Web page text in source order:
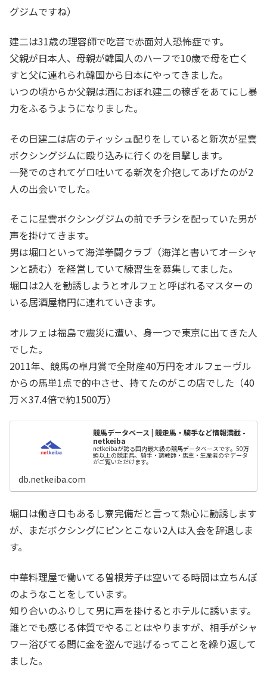
グジムですね）
建二は31歳の理容師で吃音で赤面対人恐怖症です。
父親が日本人、母親が韓国人のハーフで10歳で母を亡く
すと父に連れられ韓国から日本にやってきました。
いつの頃からか父親は酒におぼれ建二の稼ぎをあてにし暴
力をふるうようになりました。
その日建二は店のティッシュ配りをしていると新次が星雲
ボクシングジムに殴り込みに行くのを目撃します。
一発でのされてゲロ吐いてる新次を介抱してあげたのが2
人の出会いでした。
そこに星雲ボクシングジムの前でチラシを配っていた男が
声を掛けてきます。
男は堀口といって海洋拳闘クラブ（海洋と書いてオーシャ
ンと読む）を経営していて練習生を募集してました。
堀口は2人を勧誘しようとオルフェと呼ばれるマスターの
いる居酒屋楕円に連れていきます。
オルフェは福島で震災に遭い、身一つで東京に出てきた人
でした。
2011年、競馬の皐月賞で全財産40万円をオルフェーヴル
からの馬単1点で的中させ、持てたのがこの店でした（40
万×37.4倍で約1500万）
競馬データベース | 競走馬・騎手など情報満載 -
netkeiba
netkeibaが誇る国内最大級の競馬データベースです。50万
頭以上の競走馬、騎手・調教師・馬主・生産者の全データ
がご覧いただけます。
db.netkeiba.com
堀口は働き口もあるし寮完備だと言って熱心に勧誘します
が、まだボクシングにピンとこない2人は入会を辞退しま
す。
中華料理屋で働いてる曽根芳子は空いてる時間は立ちんぼ
のようなことをしています。
知り合いのふりして男に声を掛けるとホテルに誘います。
誰とでも感じる体質でやることはやりますが、相手がシャ
ワー浴びてる間に金を盗んで逃げるってことを繰り返して
ました。